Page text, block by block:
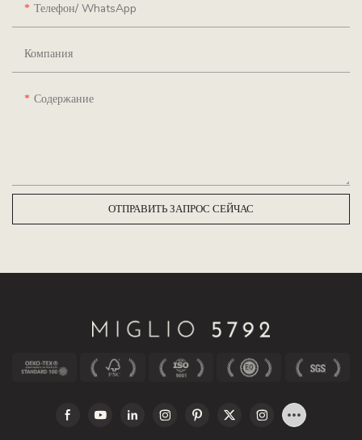
Телефон/ WhatsApp
Компания
Содержание
ОТПРАВИТЬ ЗАПРОС СЕЙЧАС